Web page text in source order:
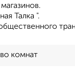
Талка ".
комнат